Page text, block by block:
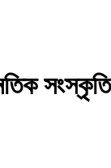
সংস্কৃতি